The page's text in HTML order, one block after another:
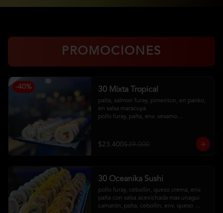
PROMOCIONES
-40% 30 Mixta Tropical
palta, salmon furay, pimenton, en panko,
en salsa maracuya
pollo furay, palta, env. sesamo
salsa acevichada
$23.400$39.000
30 Oceanika Sushi
pollo furay, cebollin, queso crema, env.
palta con salsa acevichada mas unagui
camarón, palta, cebollin, env. queso